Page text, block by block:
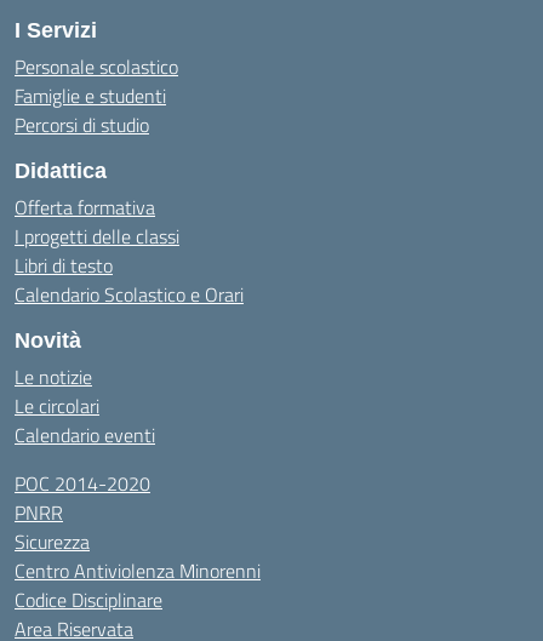
I Servizi
Personale scolastico
Famiglie e studenti
Percorsi di studio
Didattica
Offerta formativa
I progetti delle classi
Libri di testo
Calendario Scolastico e Orari
Novità
Le notizie
Le circolari
Calendario eventi
POC 2014-2020
PNRR
Sicurezza
Centro Antiviolenza Minorenni
Codice Disciplinare
Area Riservata